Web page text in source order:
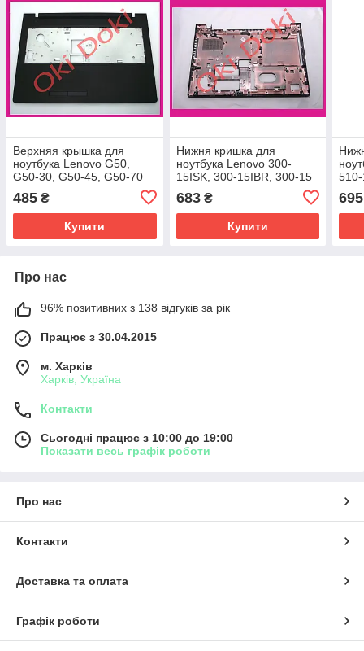
Верхняя крышка для
ноутбука Lenovo G50,
G50-30, G50-45, G50-70
Z50 Z50-80 Z50-30 Z50-40
Z50-45 Z50-70
AP0TH000400 case C
485 ₴
Купити
Нижня кришка для
ноутбука Lenovo 300-
15ISK, 300-15IBR, 300-15
683₴
Купити
695
Про нас
96% позитивних з 138 відгуків за рік
Працює з 30.04.2015
м. Харків
Харків, Україна
Контакти
Сьогодні працює з 10:00 до 19:00
Показати весь графік роботи
Про нас
Контакти
Доставка та оплата
Графік роботи